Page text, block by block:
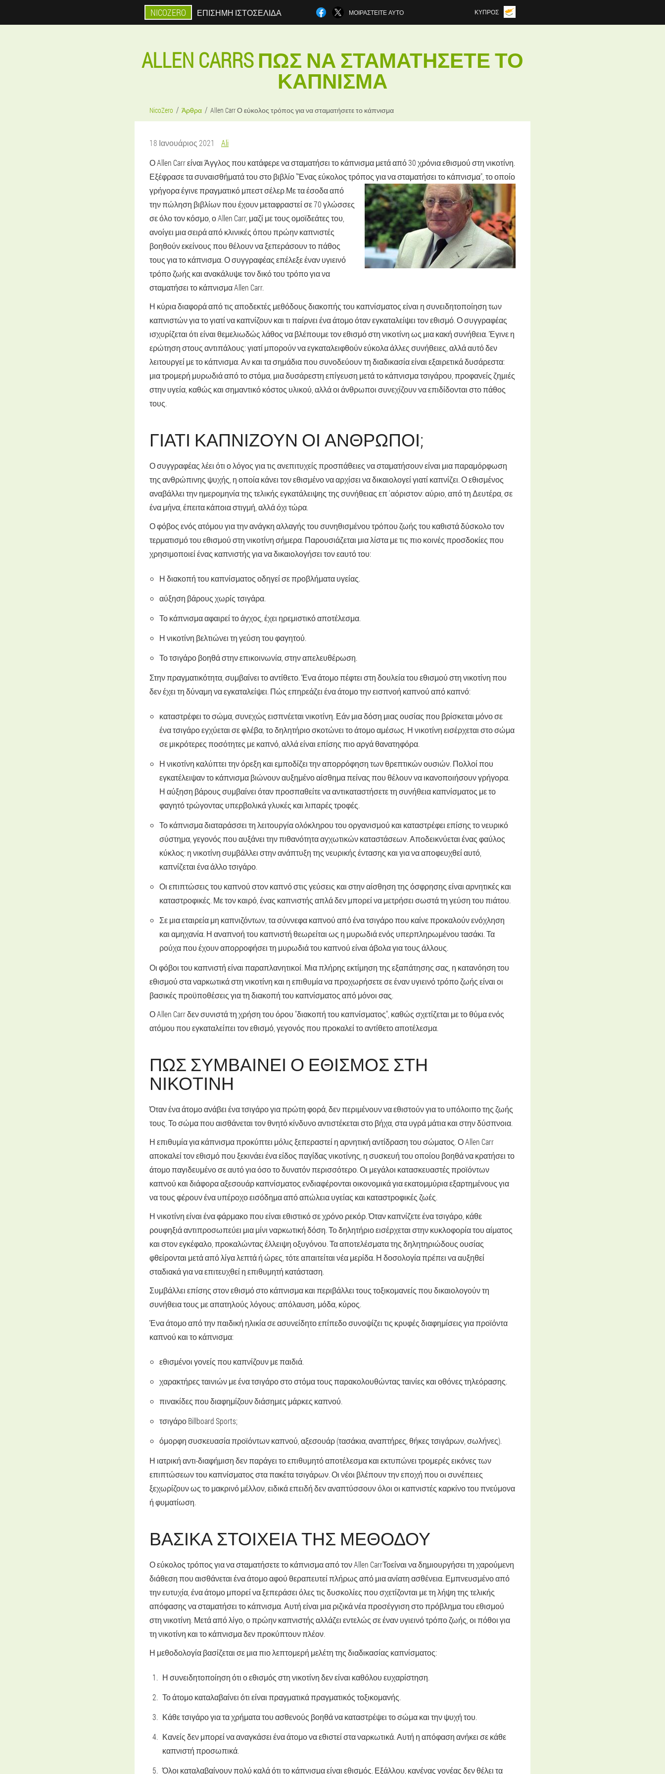
NICOZERO ΕΠΊΣΗΜΗ ΙΣΤΟΣΕΛΊΔΑ ΜΟΙΡΑΣΤΕΊΤΕ ΑΥΤΌ ΚΎΠΡΟΣ
ALLEN CARRS ΠΏΣ ΝΑ ΣΤΑΜΑΤΉΣΕΤΕ ΤΟ
ΚΆΠΝΙΣΜΑ
NicoZero Άρθρα Allen Carr Ο εύκολος τρόπος για να σταματήσετε το κάπνισμα
18 Ιανουάριος 2021
Ali
Ο Allen Carr είναι Άγγλος που κατάφερε να σταματήσει το κάπνισμα μετά από 30 χρόνια εθισμού στη νικοτίνη.
Εξέφρασε τα συναισθήματά του στο βιβλίο "Ένας εύκολος τρόπος για να σταματήσει το κάπνισμα", το οποίο
γρήγορα έγινε πραγματικό μπεστ σέλερ.Με τα έσοδα από
την πώληση βιβλίων που έχουν μεταφραστεί σε 70 γλώσσες
σε όλο τον κόσμο, ο Allen Carr, μαζί με τους ομοϊδεάτες του,
ανοίγει μια σειρά από κλινικές όπου πρώην καπνιστές
βοηθούν εκείνους που θέλουν να ξεπεράσουν το πάθος
τους για το κάπνισμα. Ο συγγραφέας επέλεξε έναν υγιεινό
τρόπο ζωής και ανακάλυψε τον δικό του τρόπο για να
σταματήσει το κάπνισμα Allen Carr.
Η κύρια διαφορά από τις αποδεκτές μεθόδους διακοπής του καπνίσματος είναι η συνειδητοποίηση των
καπνιστών για το γιατί να καπνίζουν και τι παίρνει ένα άτομο όταν εγκαταλείψει τον εθισμό. Ο συγγραφέας
ισχυρίζεται ότι είναι θεμελιωδώς λάθος να βλέπουμε τον εθισμό στη νικοτίνη ως μια κακή συνήθεια. Έγινε η
ερώτηση στους αντιπάλους: γιατί μπορούν να εγκαταλειφθούν εύκολα άλλες συνήθειες, αλλά αυτό δεν
λειτουργεί με το κάπνισμα. Αν και τα σημάδια που συνοδεύουν τη διαδικασία είναι εξαιρετικά δυσάρεστα:
μια τρομερή μυρωδιά από το στόμα, μια δυσάρεστη επίγευση μετά το κάπνισμα τσιγάρου, προφανείς ζημιές
στην υγεία, καθώς και σημαντικό κόστος υλικού, αλλά οι άνθρωποι συνεχίζουν να επιδίδονται στο πάθος
τους.
ΓΙΑΤΊ ΚΑΠΝΊΖΟΥΝ ΟΙ ΆΝΘΡΩΠΟΙ;
Ο συγγραφέας λέει ότι ο λόγος για τις ανεπιτυχείς προσπάθειες να σταματήσουν είναι μια παραμόρφωση
της ανθρώπινης ψυχής, η οποία κάνει τον εθισμένο να αρχίσει να δικαιολογεί γιατί καπνίζει. Ο εθισμένος
αναβάλλει την ημερομηνία της τελικής εγκατάλειψης της συνήθειας επ 'αόριστον: αύριο, από τη Δευτέρα, σε
ένα μήνα, έπειτα κάποια στιγμή, αλλά όχι τώρα.
Ο φόβος ενός ατόμου για την ανάγκη αλλαγής του συνηθισμένου τρόπου ζωής του καθιστά δύσκολο τον
τερματισμό του εθισμού στη νικοτίνη σήμερα. Παρουσιάζεται μια λίστα με τις πιο κοινές προσδοκίες που
χρησιμοποιεί ένας καπνιστής για να δικαιολογήσει τον εαυτό του:
Η διακοπή του καπνίσματος οδηγεί σε προβλήματα υγείας.
αύξηση βάρους χωρίς τσιγάρα.
Το κάπνισμα αφαιρεί το άγχος, έχει ηρεμιστικό αποτέλεσμα.
Η νικοτίνη βελτιώνει τη γεύση του φαγητού.
Το τσιγάρο βοηθά στην επικοινωνία, στην απελευθέρωση.
Στην πραγματικότητα, συμβαίνει το αντίθετο. Ένα άτομο πέφτει στη δουλεία του εθισμού στη νικοτίνη που
δεν έχει τη δύναμη να εγκαταλείψει. Πώς επηρεάζει ένα άτομο την εισπνοή καπνού από καπνό:
καταστρέφει το σώμα, συνεχώς εισπνέεται νικοτίνη. Εάν μια δόση μιας ουσίας που βρίσκεται μόνο σε
ένα τσιγάρο εγχύεται σε φλέβα, το δηλητήριο σκοτώνει το άτομο αμέσως. Η νικοτίνη εισέρχεται στο σώμα
σε μικρότερες ποσότητες με καπνό, αλλά είναι επίσης πιο αργά θανατηφόρα.
Η νικοτίνη καλύπτει την όρεξη και εμποδίζει την απορρόφηση των θρεπτικών ουσιών. Πολλοί που
εγκατέλειψαν το κάπνισμα βιώνουν αυξημένο αίσθημα πείνας που θέλουν να ικανοποιήσουν γρήγορα.
Η αύξηση βάρους συμβαίνει όταν προσπαθείτε να αντικαταστήσετε τη συνήθεια καπνίσματος με το
φαγητό τρώγοντας υπερβολικά γλυκές και λιπαρές τροφές.
Το κάπνισμα διαταράσσει τη λειτουργία ολόκληρου του οργανισμού και καταστρέφει επίσης το νευρικό
σύστημα, γεγονός που αυξάνει την πιθανότητα αγχωτικών καταστάσεων. Αποδεικνύεται ένας φαύλος
κύκλος: η νικοτίνη συμβάλλει στην ανάπτυξη της νευρικής έντασης και για να αποφευχθεί αυτό,
καπνίζεται ένα άλλο τσιγάρο.
Οι επιπτώσεις του καπνού στον καπνό στις γεύσεις και στην αίσθηση της όσφρησης είναι αρνητικές και
καταστροφικές. Με τον καιρό, ένας καπνιστής απλά δεν μπορεί να μετρήσει σωστά τη γεύση του πιάτου.
Σε μια εταιρεία μη καπνιζόντων, τα σύννεφα καπνού από ένα τσιγάρο που καίνε προκαλούν ενόχληση
και αμηχανία. Η αναπνοή του καπνιστή θεωρείται ως η μυρωδιά ενός υπερπληρωμένου τασάκι. Τα
ρούχα που έχουν απορροφήσει τη μυρωδιά του καπνού είναι άβολα για τους άλλους.
Οι φόβοι του καπνιστή είναι παραπλανητικοί. Μια πλήρης εκτίμηση της εξαπάτησης σας, η κατανόηση του
εθισμού στα ναρκωτικά στη νικοτίνη και η επιθυμία να προχωρήσετε σε έναν υγιεινό τρόπο ζωής είναι οι
βασικές προϋποθέσεις για τη διακοπή του καπνίσματος από μόνοι σας.
Ο Allen Carr δεν συνιστά τη χρήση του όρου "διακοπή του καπνίσματος", καθώς σχετίζεται με το θύμα ενός
ατόμου που εγκαταλείπει τον εθισμό, γεγονός που προκαλεί το αντίθετο αποτέλεσμα.
ΠΏΣ ΣΥΜΒΑΊΝΕΙ Ο ΕΘΙΣΜΌΣ ΣΤΗ
ΝΙΚΟΤΊΝΗ
Όταν ένα άτομο ανάβει ένα τσιγάρο για πρώτη φορά, δεν περιμένουν να εθιστούν για το υπόλοιπο της ζωής
τους. Το σώμα που αισθάνεται τον θνητό κίνδυνο αντιστέκεται στο βήχα, στα υγρά μάτια και στην δύσπνοια.
Η επιθυμία για κάπνισμα προκύπτει μόλις ξεπεραστεί η αρνητική αντίδραση του σώματος. Ο Allen Carr
αποκαλεί τον εθισμό που ξεκινάει ένα είδος παγίδας νικοτίνης, η συσκευή του οποίου βοηθά να κρατήσει το
άτομο παγιδευμένο σε αυτό για όσο το δυνατόν περισσότερο. Οι μεγάλοι κατασκευαστές προϊόντων
καπνού και διάφορα αξεσουάρ καπνίσματος ενδιαφέρονται οικονομικά για εκατομμύρια εξαρτημένους για
να τους φέρουν ένα υπέροχο εισόδημα από απώλεια υγείας και καταστροφικές ζωές.
Η νικοτίνη είναι ένα φάρμακο που είναι εθιστικό σε χρόνο ρεκόρ. Όταν καπνίζετε ένα τσιγάρο, κάθε
ρουφηξιά αντιπροσωπεύει μια μίνι ναρκωτική δόση. Το δηλητήριο εισέρχεται στην κυκλοφορία του αίματος
και στον εγκέφαλο, προκαλώντας έλλειψη οξυγόνου. Τα αποτελέσματα της δηλητηριώδους ουσίας
φθείρονται μετά από λίγα λεπτά ή ώρες, τότε απαιτείται νέα μερίδα. Η δοσολογία πρέπει να αυξηθεί
σταδιακά για να επιτευχθεί η επιθυμητή κατάσταση.
Συμβάλλει επίσης στον εθισμό στο κάπνισμα και περιβάλλει τους τοξικομανείς που δικαιολογούν τη
συνήθεια τους με απατηλούς λόγους: απόλαυση, μόδα, κύρος.
Ένα άτομο από την παιδική ηλικία σε ασυνείδητο επίπεδο συνοψίζει τις κρυφές διαφημίσεις για προϊόντα
καπνού και το κάπνισμα:
εθισμένοι γονείς που καπνίζουν με παιδιά.
χαρακτήρες ταινιών με ένα τσιγάρο στο στόμα τους παρακολουθώντας ταινίες και οθόνες τηλεόρασης.
πινακίδες που διαφημίζουν διάσημες μάρκες καπνού.
τσιγάρο Billboard Sports;
όμορφη συσκευασία προϊόντων καπνού, αξεσουάρ (τασάκια, αναπτήρες, θήκες τσιγάρων, σωλήνες).
Η ιατρική αντι-διαφήμιση δεν παράγει το επιθυμητό αποτέλεσμα και εκτυπώνει τρομερές εικόνες των
επιπτώσεων του καπνίσματος στα πακέτα τσιγάρων. Οι νέοι βλέπουν την εποχή που οι συνέπειες
ξεχωρίζουν ως το μακρινό μέλλον, ειδικά επειδή δεν αναπτύσσουν όλοι οι καπνιστές καρκίνο του πνεύμονα
ή φυματίωση.
ΒΑΣΙΚΆ ΣΤΟΙΧΕΊΑ ΤΗΣ ΜΕΘΌΔΟΥ
Ο εύκολος τρόπος για να σταματήσετε το κάπνισμα από τον Allen CarrΤοείναι να δημιουργήσει τη χαρούμενη
διάθεση που αισθάνεται ένα άτομο αφού θεραπευτεί πλήρως από μια ανίατη ασθένεια. Εμπνευσμένο από
την ευτυχία, ένα άτομο μπορεί να ξεπεράσει όλες τις δυσκολίες που σχετίζονται με τη λήψη της τελικής
απόφασης να σταματήσει το κάπνισμα. Αυτή είναι μια ριζικά νέα προσέγγιση στο πρόβλημα του εθισμού
στη νικοτίνη. Μετά από λίγο, ο πρώην καπνιστής αλλάζει εντελώς σε έναν υγιεινό τρόπο ζωής, οι πόθοι για
τη νικοτίνη και το κάπνισμα δεν προκύπτουν πλέον.
Η μεθοδολογία βασίζεται σε μια πιο λεπτομερή μελέτη της διαδικασίας καπνίσματος:
Η συνειδητοποίηση ότι ο εθισμός στη νικοτίνη δεν είναι καθόλου ευχαρίστηση.
Το άτομο καταλαβαίνει ότι είναι πραγματικά πραγματικός τοξικομανής.
Κάθε τσιγάρο για τα χρήματα του ασθενούς βοηθά να καταστρέψει το σώμα και την ψυχή του.
Κανείς δεν μπορεί να αναγκάσει ένα άτομο να εθιστεί στα ναρκωτικά. Αυτή η απόφαση ανήκει σε κάθε
καπνιστή προσωπικά.
Όλοι καταλαβαίνουν πολύ καλά ότι το κάπνισμα είναι εθισμός. Εξάλλου, κανένας γονέας δεν θέλει τα